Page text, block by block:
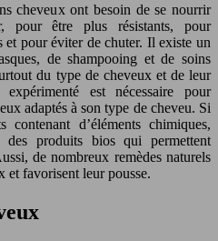
cheveux ont besoin de se nourrir
pour être plus résistants, pour
et pour éviter de chuter. Il existe un
de shampooing et de soins
du type de cheveux et de leur
est nécessaire pour
adaptés à son type de cheveu. Si
d’éléments chimiques,
des produits bios qui permettent
de nombreux remèdes naturels
et favorisent leur pousse.